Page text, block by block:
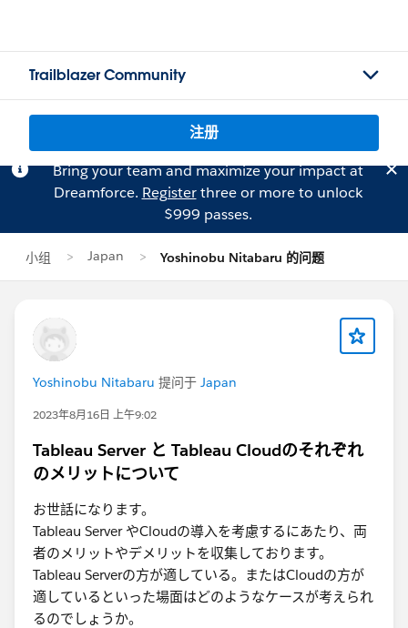
Trailblazer Community
注册
Bring your team and maximize your impact at
Dreamforce. Registerthree or more to unlock
$999 passes.
小组 Japan Yoshinobu Nitabaru 的问题
Yoshinobu Nitabaru 提问于 Japan
2023年8月16日 上午9:02
Tableau Server と Tableau Cloudのそれぞれ
のメリットについて
お世話になります。
Tableau Server やCloudの導入を考慮するにあたり、両
者のメリットやデメリットを収集しております。
Tableau Serverの方が適している。またはCloudの方が
適しているといった場面はどのようなケースが考えられ
るのでしょうか。